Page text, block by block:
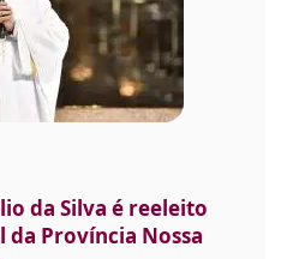
da Silva é reeleito
Província Nossa